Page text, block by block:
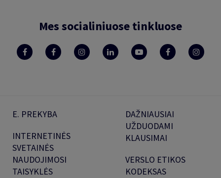
Mes socialiniuose tinkluose
E. PREKYBA
INTERNETINĖS
SVETAINĖS
NAUDOJIMOSI
TAISYKLĖS
DAŽNIAUSIAI
UŽDUODAMI
KLAUSIMAI
VERSLO ETIKOS
KODEKSAS